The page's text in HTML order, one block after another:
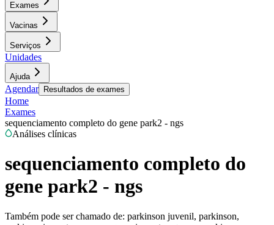
Exames
Vacinas
Serviços
Unidades
Ajuda
Agendar Resultados de exames
Home
Exames
sequenciamento completo do gene park2 - ngs
Análises clínicas
sequenciamento completo do
gene park2 - ngs
Também pode ser chamado de: parkinson juvenil, parkinson,